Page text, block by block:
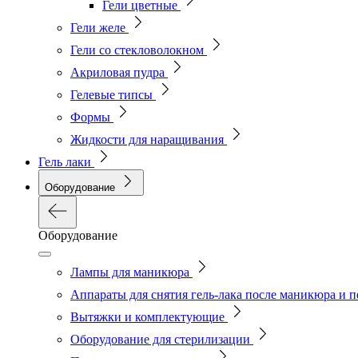
Гели цветные
Гели желе
Гели со стекловолокном
Акриловая пудра
Гелевые типсы
Формы
Жидкости для наращивания
Гель лаки
Оборудование
Оборудование
Лампы для маникюра
Аппараты для снятия гель-лака после маникюра и
Вытяжки и комплектующие
Оборудование для стерилизации